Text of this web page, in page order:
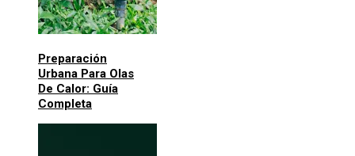
Preparación
Urbana Para Olas
De Calor: Guía
Completa